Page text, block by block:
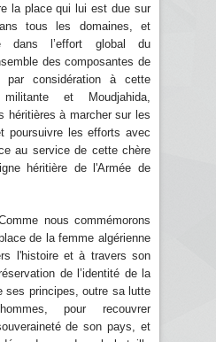
la place qui lui est due sur
tous les domaines, et
dans l’effort global du
des composantes de
par considération à cette
et Moudjahida,
héritières à marcher sur les
poursuivre les efforts avec
au service de cette chère
héritière de l'Armée de
nous commémorons
de la femme algérienne
l'histoire et à travers son
de l’identité de la
ses principes, outre sa lutte
pour recouvrer
de son pays, et